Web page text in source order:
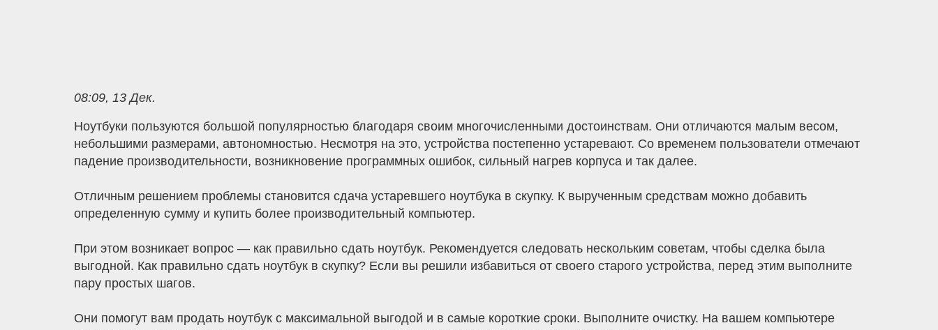
08:09, 13 Дек.
Ноутбуки пользуются большой популярностью благодаря своим многочисленными достоинствам. Они отличаются малым весом,
небольшими размерами, автономностью. Несмотря на это, устройства постепенно устаревают. Со временем пользователи отмечают
падение производительности, возникновение программных ошибок, сильный нагрев корпуса и так далее.
Отличным решением проблемы становится сдача устаревшего ноутбука в скупку. К вырученным средствам можно добавить
определенную сумму и купить более производительный компьютер.
При этом возникает вопрос — как правильно сдать ноутбук. Рекомендуется следовать нескольким советам, чтобы сделка была
выгодной. Как правильно сдать ноутбук в скупку? Если вы решили избавиться от своего старого устройства, перед этим выполните
пару простых шагов.
Они помогут вам продать ноутбук с максимальной выгодой и в самые короткие сроки. Выполните очистку. На вашем компьютере